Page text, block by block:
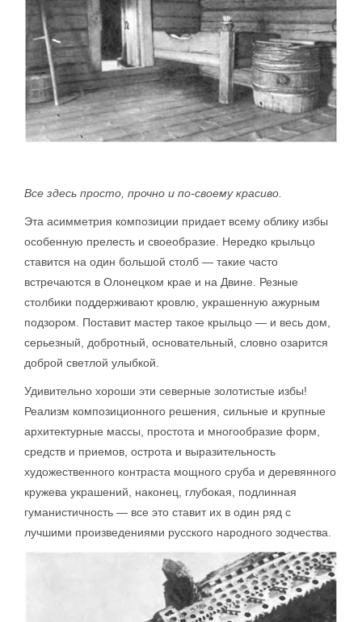
Все здесь просто, прочно и по-своему красиво.
Эта асимметрия композиции придает всему облику избы
особенную прелесть и своеобразие. Нередко крыльцо
ставится на один большой столб — такие часто
встречаются в Олонецком крае и на Двине. Резные
столбики поддерживают кровлю, украшенную ажурным
подзором. Поставит мастер такое крыльцо — и весь дом,
серьезный, добротный, основательный, словно озарится
доброй светлой улыбкой.
Удивительно хороши эти северные золотистые избы!
Реализм композиционного решения, сильные и крупные
архитектурные массы, простота и многообразие форм,
средств и приемов, острота и выразительность
художественного контраста мощного сруба и деревянного
кружева украшений, наконец, глубокая, подлинная
гуманистичность — все это ставит их в один ряд с
лучшими произведениями русского народного зодчества.